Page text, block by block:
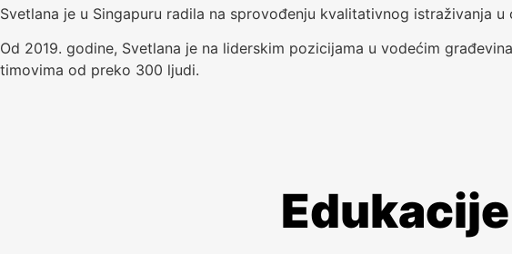
Svetlana je u Singapuru radila na sprovođenju kvalitativnog istraživanja
Od 2019. godine, Svetlana je na liderskim pozicijama u vodećim
timovima od preko 300 ljudi.
Edukacije